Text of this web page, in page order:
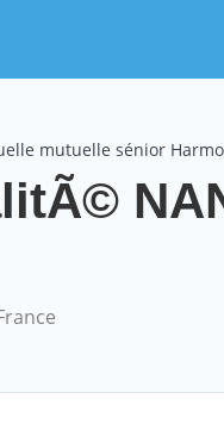
mutuelle sénior